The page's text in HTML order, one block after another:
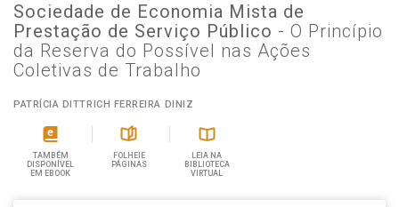
Sociedade de Economia Mista de
Prestação de Serviço Público - O Princípio
da Reserva do Possível nas Ações
Coletivas de Trabalho
PATRÍCIA DITTRICH FERREIRA DINIZ
TAMBÉM
DISPONÍVEL
EM EBOOK
FOLHEIE
PÁGINAS
LEIA NA
BIBLIOTECA
VIRTUAL